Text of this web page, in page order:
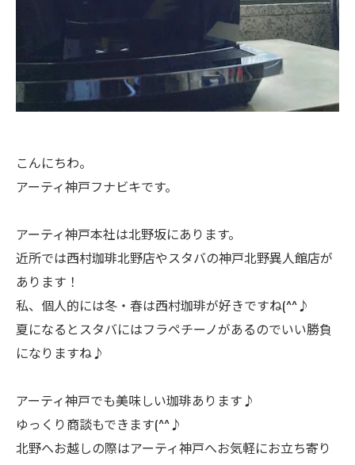
こんにちわ。
アーティ神戸フナビキです。
アーティ神戸本社は北野坂にあります。
近所では西村珈琲北野店やスタバの神戸北野異人館店が
あります！
私、個人的には冬・春は西村珈琲が好きですね(^^♪
夏になるとスタバにはフラペチーノがあるのでいい勝負
になりますね♪
アーティ神戸でも美味しい珈琲あります♪
ゆっくり商談もできます(^^♪
北野へお越しの際はアーティ神戸へお気軽にお立ち寄り